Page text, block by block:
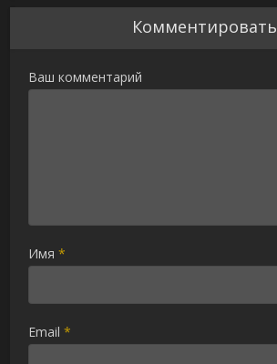
Комментировать
Ваш комментарий
Имя*
Email*